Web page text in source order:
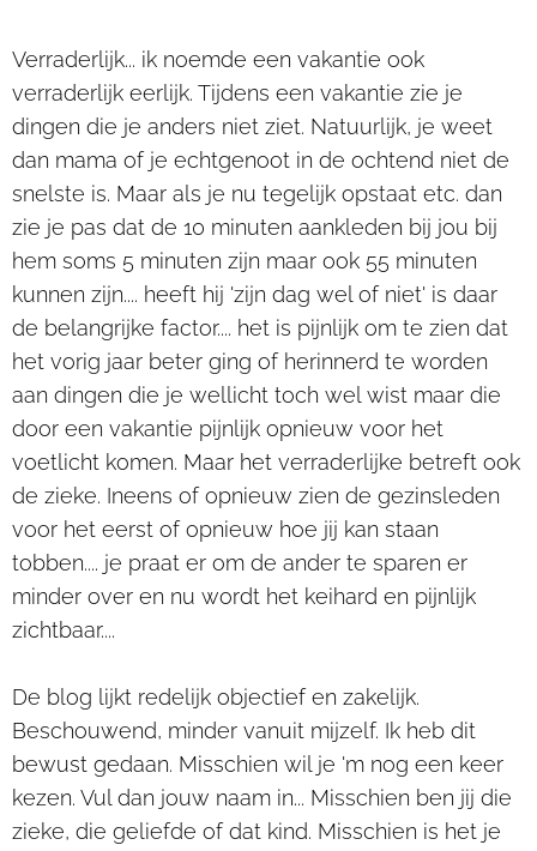
Verraderlijk... ik noemde een vakantie ook
verraderlijk eerlijk. Tijdens een vakantie zie je
dingen die je anders niet ziet. Natuurlijk, je weet
dan mama of je echtgenoot in de ochtend niet de
snelste is. Maar als je nu tegelijk opstaat etc. dan
zie je pas dat de 10 minuten aankleden bij jou bij
hem soms 5 minuten zijn maar ook 55 minuten
kunnen zijn.... heeft hij 'zijn dag wel of niet' is daar
de belangrijke factor.... het is pijnlijk om te zien dat
het vorig jaar beter ging of herinnerd te worden
aan dingen die je wellicht toch wel wist maar die
door een vakantie pijnlijk opnieuw voor het
voetlicht komen. Maar het verraderlijke betreft ook
de zieke. Ineens of opnieuw zien de gezinsleden
voor het eerst of opnieuw hoe jij kan staan
tobben.... je praat er om de ander te sparen er
minder over en nu wordt het keihard en pijnlijk
zichtbaar....
De blog lijkt redelijk objectief en zakelijk.
Beschouwend, minder vanuit mijzelf. Ik heb dit
bewust gedaan. Misschien wil je 'm nog een keer
kezen. Vul dan jouw naam in... Misschien ben jij die
zieke, die geliefde of dat kind. Misschien is het je